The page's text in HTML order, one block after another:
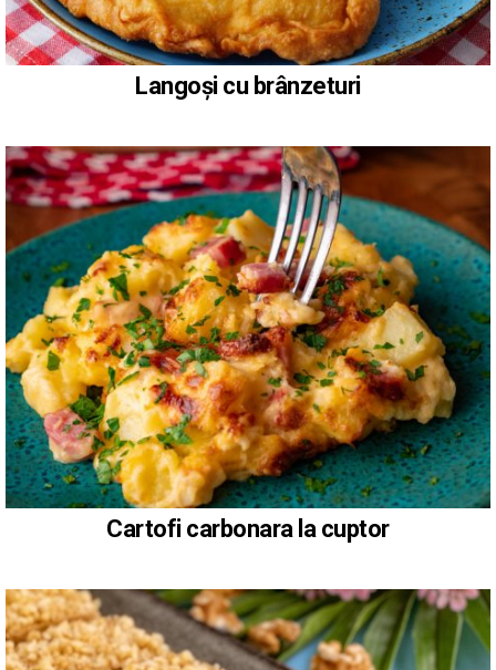
Langoși cu brânzeturi
Cartofi carbonara la cuptor